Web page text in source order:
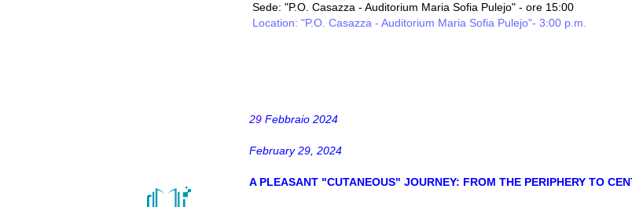
Sede: "P.O. Casazza - Auditorium Maria Sofia Pulejo" - ore 15:00
Location: "P.O. Casazza - Auditorium Maria Sofia Pulejo"- 3:00 p.m.
29 Febbraio 2024
February 29, 2024
A PLEASANT "CUTANEOUS" JOURNEY: FROM THE PERIPHERY TO